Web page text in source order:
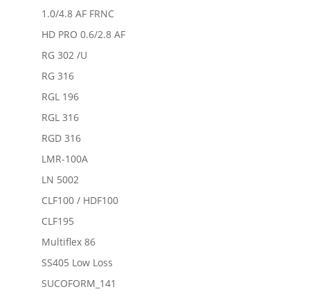
1.0/4.8 AF FRNC
HD PRO 0.6/2.8 AF
RG 302 /U
RG 316
RGL 196
RGL 316
RGD 316
LMR-100A
LN 5002
CLF100 / HDF100
CLF195
Multiflex 86
SS405 Low Loss
SUCOFORM_141